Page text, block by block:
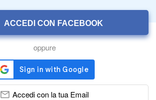
ACCEDI CON FACEBOOK
oppure
Accedi con la tua Email